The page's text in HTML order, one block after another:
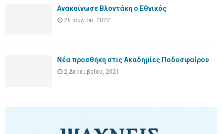
Ανακοίνωσε Βλοντάκη ο Εθνικός
26 Ιουλίου, 2022
Νέα προσθήκη στις Ακαδημίες Ποδοσφαίρου
2 Δεκεμβρίου, 2021